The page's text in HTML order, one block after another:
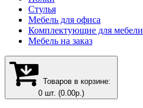
Стулья
Мебель для офиса
Комплектующие для мебели
Мебель на заказ
Товаров в корзине:
0 шт. (0.00р.)